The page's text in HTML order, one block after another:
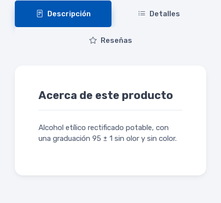
Descripción Detalles
Reseñas
Acerca de este producto
Alcohol etílico rectificado potable, con
una graduación 95 ± 1 sin olor y sin color.